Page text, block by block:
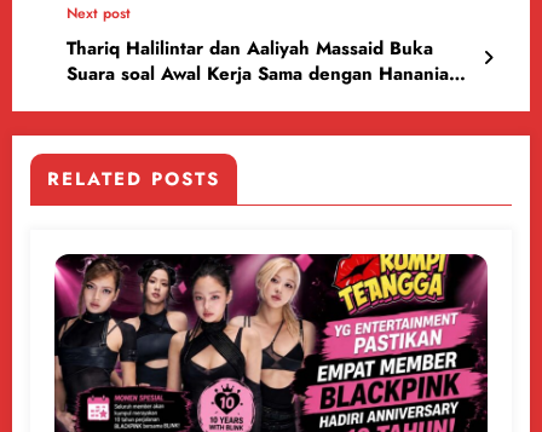
Next post
Thariq Halilintar dan Aaliyah Massaid Buka
Suara soal Awal Kerja Sama dengan Hanania
RELATED POSTS